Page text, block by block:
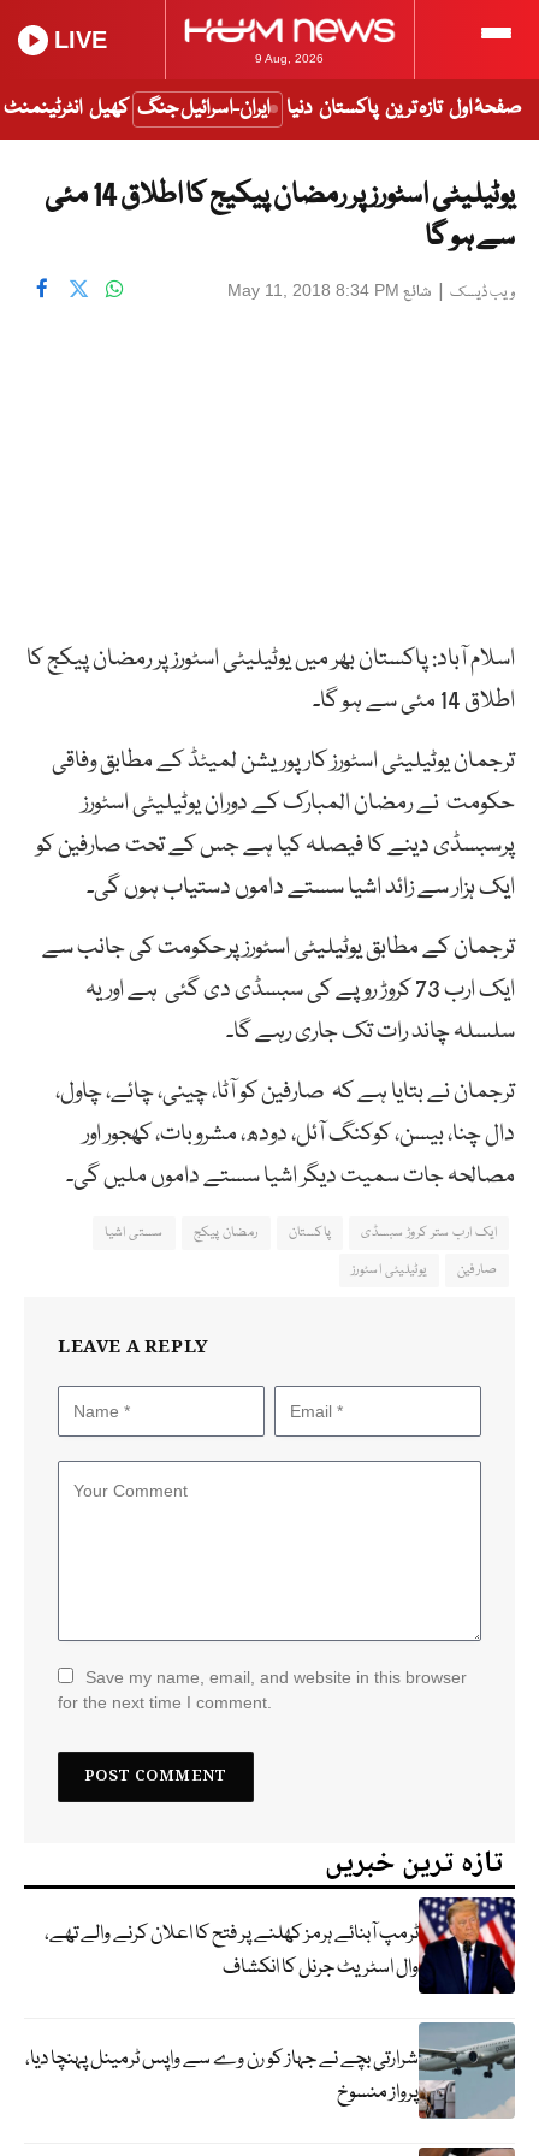
9 Aug, 2026
LIVE
صفحۂ اول تازہ ترین پاکستان دنیا ایران-اسرائیل جنگ کھیل انٹرٹینمنٹ
یوٹیلیٹی اسٹورز پر رمضان پیکیج کا اطلاق 14 مئی
سے ہو گا
ویب ڈیسک | شائع May 11, 2018 8:34 PM
اسلام آباد: پاکستان بھر میں یوٹیلیٹی اسٹورز پر رمضان پیکج کا
اطلاق 14 مئی سے ہو گا۔
ترجمان یوٹیلیٹی اسٹورز کارپوریشن لمیٹڈ کے مطابق وفاقی
حکومت نے رمضان المبارک کے دوران یوٹیلیٹی اسٹورز
پرسبسڈی دینے کا فیصلہ کیا ہے جس کے تحت صارفین کو
ایک ہزار سے زائد اشیا سستے داموں دستیاب ہوں گی۔
ترجمان کے مطابق یوٹیلیٹی اسٹورز پرحکومت کی جانب سے
ایک ارب 73 کروڑ روپے کی سبسڈی دی گئی ہے اور یہ
سلسلہ چاند رات تک جاری رہے گا۔
ترجمان نے بتایا ہے کہ صارفین کو آٹا، چینی، چائے، چاول،
دال چنا، بیسن، کوکنگ آئل، ‎دودھ، مشروبات، کھجور اور
مصالحہ جات سمیت دیگر اشیا سستے داموں ملیں گی۔
ایک ارب ستر کروڑ سبسڈی پاکستان رمضان پیکج
سستی اشیا
صارفین
یوٹیلیٹی اسٹورز
LEAVE A REPLY
Save my name, email, and website in this browser
for the next time I comment.
تازہ ترین خبریں
ٹرمپ آبنائے ہرمز کھلنے پر فتح کا اعلان کرنے والے تھے،
وال اسٹریٹ جرنل کا انکشاف
شرارتی بچے نے جہاز کو رن وے سے واپس ٹرمینل پہنچا دیا،
پرواز منسوخ